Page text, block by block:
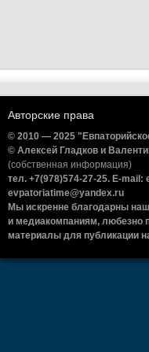
Авторские права
© 2010 — 2025
© Алексей Гладков и
(собственная информация)
тел. +7(978)574-27-25. E-
evpatoriatime@yandex.ru
Мы искренне благодарны
и медиакомпаниям, любезно
материалы для публикации